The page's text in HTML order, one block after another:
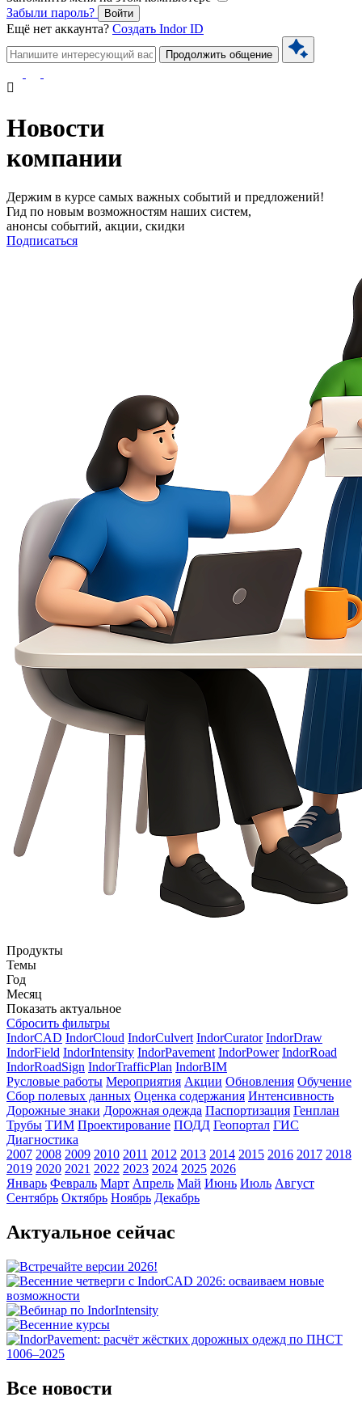
Забыли пароль?
Войти
Ещё нет аккаунта? Создать Indor ID
Продолжить общение
Новости
компании
Держим в курсе самых важных событий и предложений!
Гид по новым возможностям наших систем,
анонсы событий, акции, скидки
Подписаться
Продукты
Темы
Год
Месяц
Показать актуальное
Сбросить фильтры
IndorCAD IndorCloud IndorCulvert IndorCurator IndorDraw
IndorField IndorIntensity IndorPavement IndorPower IndorRoad
IndorRoadSign IndorTrafficPlan IndorBIM
Русловые работы Мероприятия Акции Обновления Обучение
Сбор полевых данных Оценка содержания Интенсивность
Дорожные знаки Дорожная одежда Паспортизация Генплан
Трубы ТИМ Проектирование ПОДД Геопортал ГИС
Диагностика
2007 2008 2009 2010 2011 2012 2013 2014 2015 2016 2017 2018
2019 2020 2021 2022 2023 2024 2025 2026
Январь Февраль Март Апрель Май Июнь Июль Август
Сентябрь Октябрь Ноябрь Декабрь
Актуальное сейчас
Все новости